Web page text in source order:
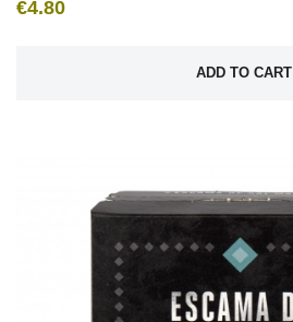
€4.80
ADD TO CART